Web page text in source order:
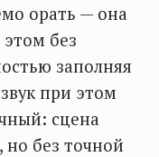
орать — она
без
заполняя
при этом
сцена
без точной